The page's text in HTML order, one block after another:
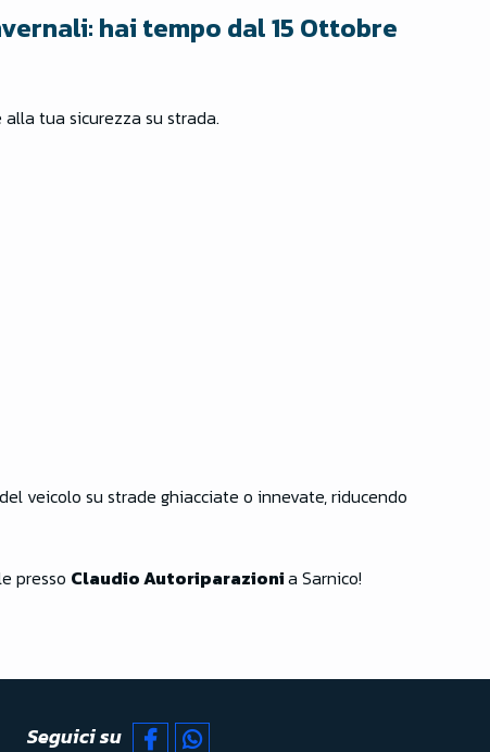
hai tempo dal 15 Ottobre
tua sicurezza su strada.
veicolo su strade ghiacciate o innevate, riducendo
presso Claudio Autoriparazionia Sarnico!
Seguici su